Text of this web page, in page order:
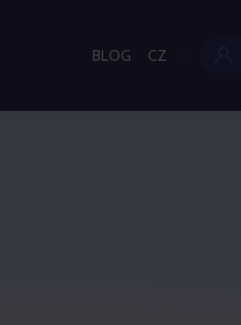
BLOG Aktuální
CZ